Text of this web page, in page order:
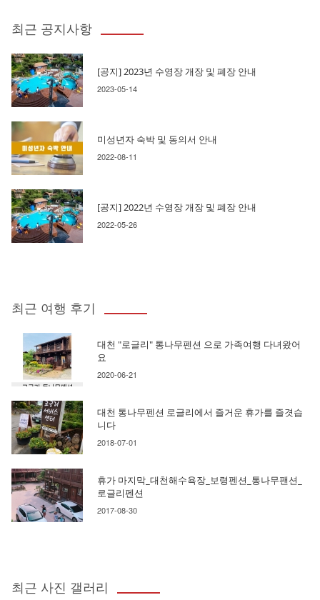
최근 공지사항
[공지] 2023년 수영장 개장 및 폐장 안내
2023-05-14
미성년자 숙박 및 동의서 안내
2022-08-11
[공지] 2022년 수영장 개장 및 폐장 안내
2022-05-26
최근 여행 후기
대천 "로글리" 통나무펜션 으로 가족여행 다녀왔어
요
2020-06-21
대천 통나무펜션 로글리에서 즐거운 휴가를 즐겻습
니다
2018-07-01
휴가 마지막_대천해수욕장_보령펜션_통나무팬션_
로글리펜션
2017-08-30
최근 사진 갤러리